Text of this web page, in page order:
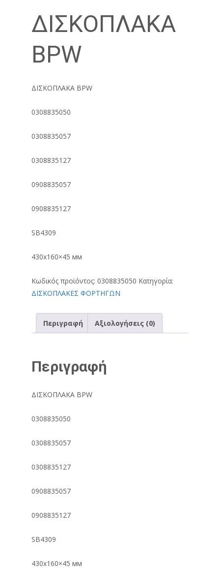
ΔΙΣΚΟΠΛΑΚΑ
BPW
ΔΙΣΚΟΠΛΑΚΑ BPW
0308835050
0308835057
0308835127
0908835057
0908835127
SB4309
430х160×45 мм
Κωδικός προϊόντος: 0308835050 Κατηγορία:
ΔΙΣΚΟΠΛΑΚΕΣ ΦΟΡΤΗΓΩΝ
Περιγραφή Αξιολογήσεις (0)
Περιγραφή
ΔΙΣΚΟΠΛΑΚΑ BPW
0308835050
0308835057
0308835127
0908835057
0908835127
SB4309
430х160×45 мм